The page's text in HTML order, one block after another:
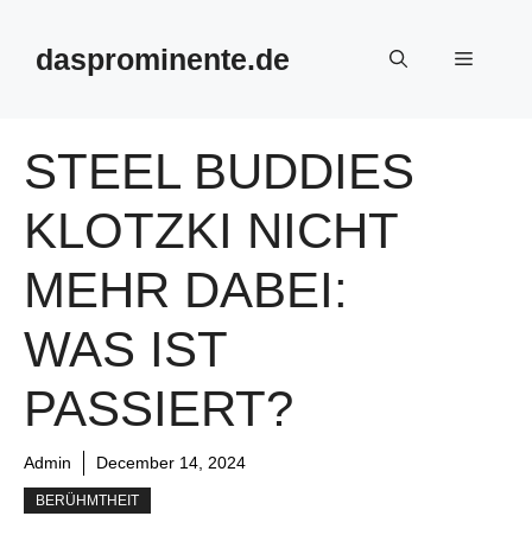
contentdasprominente.de Menu
STEEL BUDDIES
KLOTZKI NICHT
MEHR DABEI:
WAS IST
PASSIERT?
Admin December 14, 2024
BERÜHMTHEIT